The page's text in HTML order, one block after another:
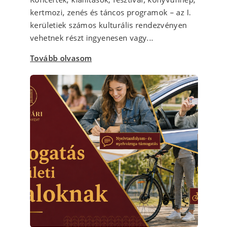
kertmozi, zenés és táncos programok – az I.
kerületiek számos kulturális rendezvényen
vehetnek részt ingyenesen vagy...
Tovább olvasom